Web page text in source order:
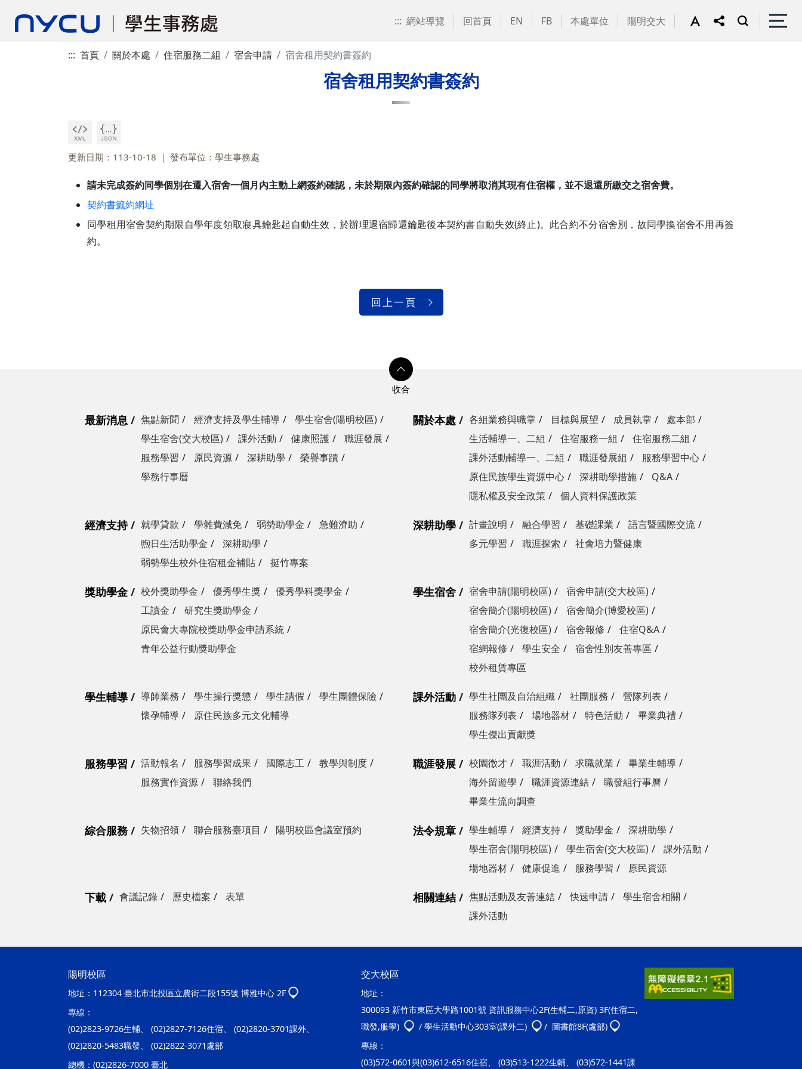
::: 網站導覽 回首頁 EN FB 本處單位 陽明交大
::: 首頁 關於本處 住宿服務二組 宿舍申請 宿舍租用契約書簽約
宿舍租用契約書簽約
更新日期：113-10-18 發布單位：學生事務處
請未完成簽約同學個別在遷入宿舍一個月內主動上網簽約確認，未於期限內簽約確認的同學將取消其現有住宿權，並不退還所繳交之宿舍費。
契約書籤約網址
同學租用宿舍契約期限自學年度領取寢具鑰匙起自動生效，於辦理退宿歸還鑰匙後本契約書自動失效(終止)。此合約不分宿舍別，故同學換宿舍不用再簽
約。
回上一頁
最新消息 焦點新聞 經濟支持及學生輔導
學生宿舍(陽明校區)
學生宿舍(交大校區)
課外活動 健康照護
職涯發展
服務學習
原民資源 深耕助學
榮譽事蹟
學務行事曆
關於本處 各組業務與職掌 目標與展望 成員執掌
處本部
生活輔導一、二組
住宿服務一組
住宿服務二組
課外活動輔導一、二組
職涯發展組
服務學習中心
原住民族學生資源中心
深耕助學措施
Q&A
隱私權及安全政策
個人資料保護政策
經濟支持 就學貸款 學雜費減免 弱勢助學金
急難濟助
煦日生活助學金
深耕助學
弱勢學生校外住宿租金補貼
挺竹專案
深耕助學 計畫說明 融合學習 基礎課業
語言暨國際交流
多元學習
職涯探索 社會培力暨健康
獎助學金 校外獎助學金 優秀學生獎
優秀學科獎學金
工讀金
研究生獎助學金
原民會大專院校獎助學金申請系統
青年公益行動獎助學金
學生宿舍 宿舍申請(陽明校區)
宿舍申請(交大校區)
宿舍簡介(陽明校區)
宿舍簡介(博愛校區)
宿舍簡介(光復校區)
宿舍報修
住宿Q&A
宿網報修
學生安全
宿舍性別友善專區
校外租賃專區
學生輔導 導師業務 學生操行獎懲 學生請假
學生團體保險
懷孕輔導
原住民族多元文化輔導
課外活動 學生社團及自治組織 社團服務
營隊列表
服務隊列表
場地器材 特色活動
畢業典禮
學生傑出貢獻獎
服務學習 活動報名 服務學習成果 國際志工
教學與制度
服務實作資源
聯絡我們
職涯發展 校園徵才 職涯活動 求職就業
畢業生輔導
海外留遊學
職涯資源連結
職發組行事曆
畢業生流向調查
綜合服務 失物招領 聯合服務臺項目 陽明校區會議室預約 法令規章 學生輔導 經濟支持 獎助學金
深耕助學
學生宿舍(陽明校區)
學生宿舍(交大校區)
課外活動
場地器材
健康促進 服務學習 原民資源
下載 會議記錄 歷史檔案 表單 相關連結 焦點活動及友善連結 快速申請
學生宿舍相關
課外活動
陽明校區
地址： 112304 臺北市北投區立農街二段155號 博雅中心 2F
專線：
(02)2823-9726生輔、 (02)2827-7126住宿、 (02)2820-3701課外、
(02)2820-5483職發、 (02)2822-3071處部
總機： (02)2826-7000 臺北
交大校區
地址：
300093 新竹市東區大學路1001號 資訊服務中心2F(生輔二,原資) 3F(住宿二,
職發,服學)
/ 學生活動中心303室(課外二)
/ 圖書館8F(處部)
專線：
(03)572-0601與(03)612-6516住宿、 (03)513-1222生輔、 (03)572-1441課